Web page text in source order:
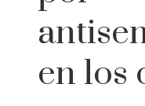
en los